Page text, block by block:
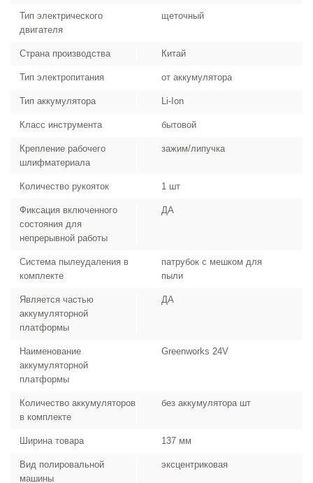
Тип электрического
двигателя
щеточный
Страна производства Китай
Тип электропитания от аккумулятора
Тип аккумулятора Li-Ion
Класс инструмента бытовой
Крепление рабочего
шлифматериала
зажим/липучка
Количество рукояток 1 шт
Фиксация включенного
состояния для
непрерывной работы
ДА
Система пылеудаления в
комплекте
патрубок с мешком для
пыли
Является частью
аккумуляторной
платформы
ДА
Наименование
аккумуляторной
платформы
Greenworks 24V
Количество аккумуляторов
в комплекте
без аккумулятора шт
Ширина товара 137 мм
Вид полировальной
машины
эксцентриковая